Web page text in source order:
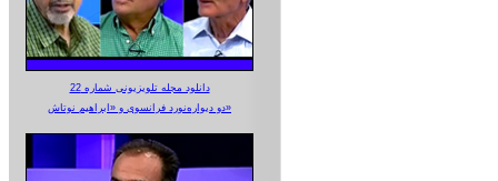
دانلود مجله تلویزیونی شماره 22
دو دیواره‌نورد فرانسوی و «ابراهیم نوتاش»